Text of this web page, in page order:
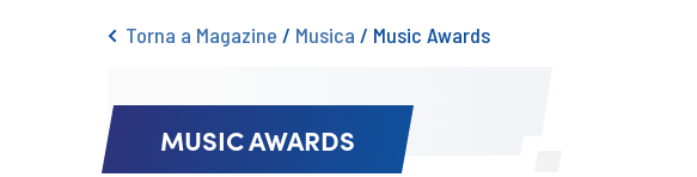
Torna a Magazine / Musica / Music Awards
MUSIC AWARDS